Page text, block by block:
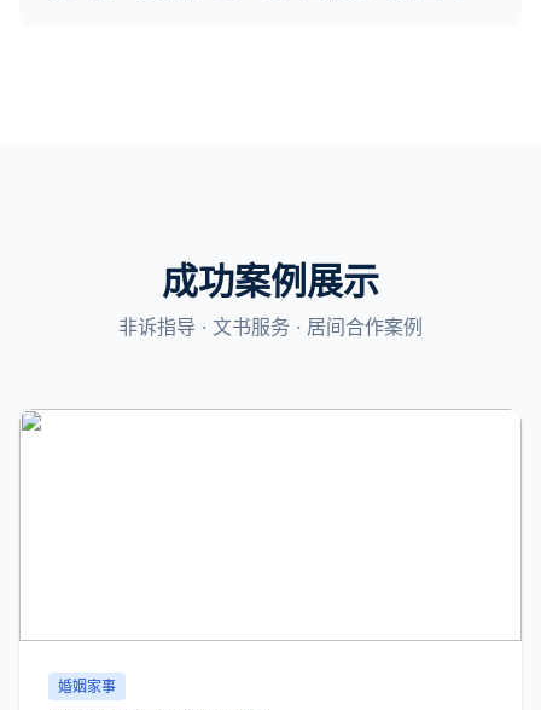
成功案例展示
非诉指导 · 文书服务 · 居间合作案例
婚姻家事